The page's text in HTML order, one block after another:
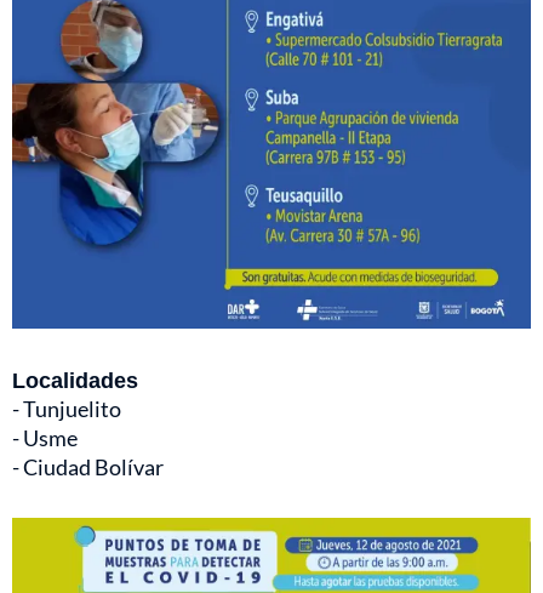
Localidades
- Tunjuelito
- Usme
- Ciudad Bolívar